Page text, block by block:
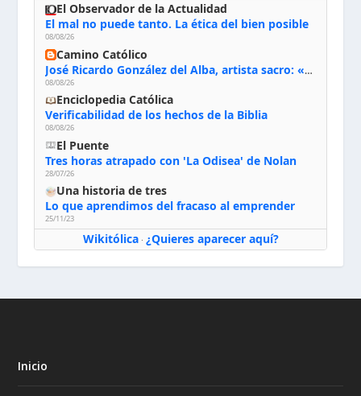
El Observador de la Actualidad
El mal no puede tanto. La ética del bien posible
08/08/26
Camino Católico
José Ricardo González del Alba, artista sacro: «Yo oro, hablo con Dios, le pido al Espíritu Santo su inspiración y siempre pinto rezando el rosario para que sea Él quien actúe a través de mis manos»
08/08/26
Enciclopedia Católica
Verificabilidad de los hechos de la Biblia
08/08/26
El Puente
Tres horas atrapado con 'La Odisea' de Nolan
28/07/26
Una historia de tres
Lo que aprendimos del fracaso al emprender
25/11/23
Wikitólica· ¿Quieres aparecer aquí?
Inicio